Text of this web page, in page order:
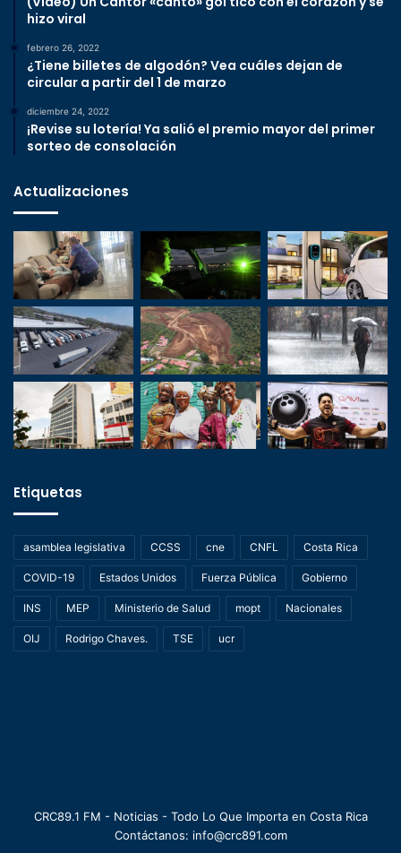
hizo viral
febrero 26, 2022
¿Tiene billetes de algodón? Vea cuáles dejan de
circular a partir del 1 de marzo
diciembre 24, 2022
¡Revise su lotería! Ya salió el premio mayor del primer
sorteo de consolación
Actualizaciones
Etiquetas
asamblea legislativa CCSS cne CNFL Costa Rica
COVID-19 Estados Unidos Fuerza Pública Gobierno
INS MEP Ministerio de Salud mopt Nacionales
OIJ Rodrigo Chaves. TSE ucr
CRC89.1 FM - Noticias - Todo Lo Que Importa en Costa Rica
Contáctanos: info@crc891.com